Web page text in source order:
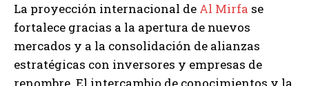
La proyección internacional de Al Mirfa se
fortalece gracias a la apertura de nuevos
mercados y a la consolidación de alianzas
estratégicas con inversores y empresas de